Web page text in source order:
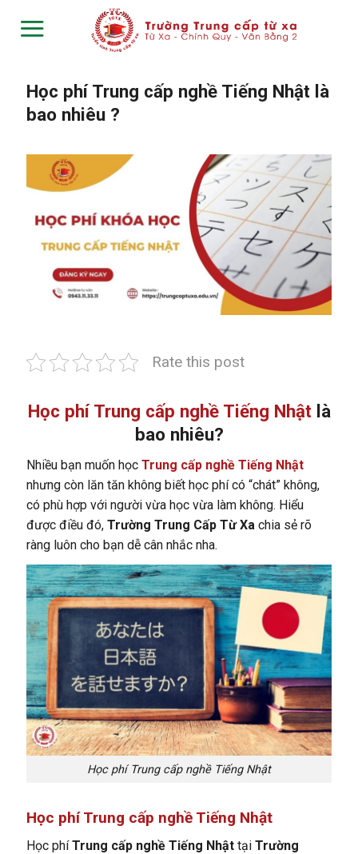
Học phí Trung cấp nghề Tiếng Nhật là
bao nhiêu ?
Rate this post
Học phí Trung cấp nghề Tiếng Nhậtlà
bao nhiêu?
Nhiều bạn muốn học Trung cấp nghề Tiếng Nhật
nhưng còn lăn tăn không biết học phí có “chát” không,
có phù hợp với người vừa học vừa làm không. Hiểu
được điều đó, Trường Trung Cấp Từ Xachia sẻ rõ
ràng luôn cho bạn dễ cân nhắc nha.
Học phí Trung cấp nghề Tiếng Nhật
Học phí Trung cấp nghề Tiếng Nhật
Học phíTrung cấp nghề Tiếng Nhậttại Trường